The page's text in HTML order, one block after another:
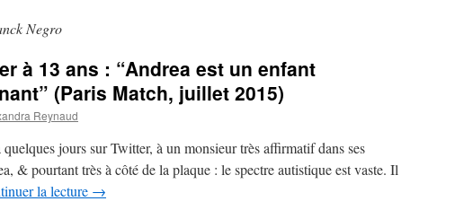
Negro
à 13 ans : “Andrea est un enfant
(Paris Match, juillet 2015)
Reynaud
jours sur Twitter, à un monsieur très affirmatif dans ses
& pourtant très à côté de la plaque : le spectre autistique est vaste. Il
la lecture →